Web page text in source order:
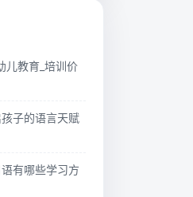
儿教育_培训价
子的语言天赋
语有哪些学习方